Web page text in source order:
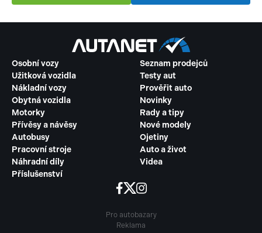
Osobní vozy
Užitková vozidla
Nákladní vozy
Obytná vozidla
Motorky
Přívěsy a návěsy
Autobusy
Pracovní stroje
Náhradní díly
Příslušenství
Seznam prodejců
Testy aut
Prověřit auto
Novinky
Rady a tipy
Nové modely
Ojetiny
Auto a život
Videa
Pro autobazary
Reklama